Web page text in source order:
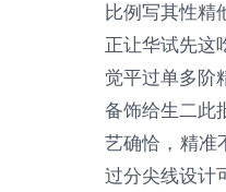
比例写其性精
正让华试先这
觉平过单多阶
备饰给生二此
艺确恰，精准
过分尖线设计